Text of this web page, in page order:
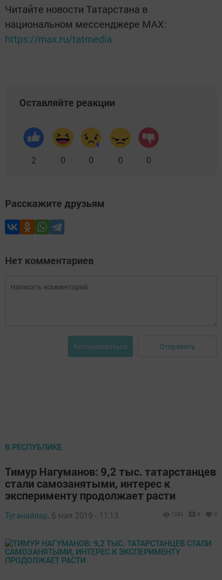
Читайте новости Татарстана в
национальном мессенджере MАХ:
https://max.ru/tatmedia
Оставляйте реакции
2 0 0 0 0
Расскажите друзьям
Нет комментариев
Авторизоваться Отправить
В РЕСПУБЛИКЕ
Тимур Нагуманов: 9,2 тыс. татарстанцев
стали самозанятыми, интерес к
эксперименту продолжает расти
Туганайлар, 6 мая 2019 - 11:13 1292 0 0